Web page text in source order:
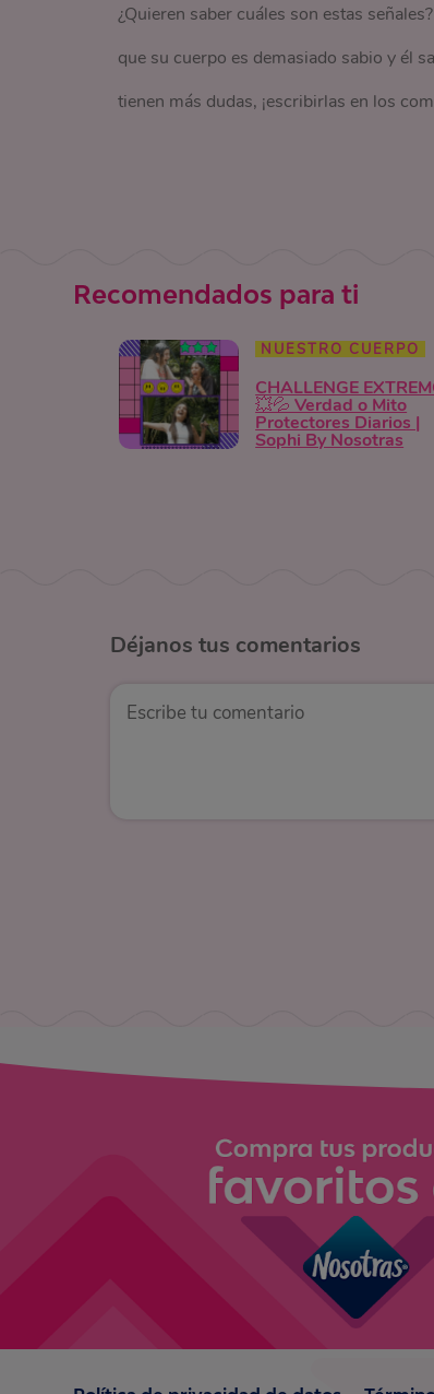
¿Quieren saber cuáles son estas
que su cuerpo es demasiado sabio y él
tienen más dudas, ¡escribirlas en los
Recomendados para ti
NUESTRO CUERPO
CHALLENGE
💥💦 Verdad o Mito
Protectores Diarios |
Sophi By Nosotras
Déjanos tus comentarios